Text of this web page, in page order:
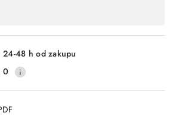
24-48 h od zakupu
0